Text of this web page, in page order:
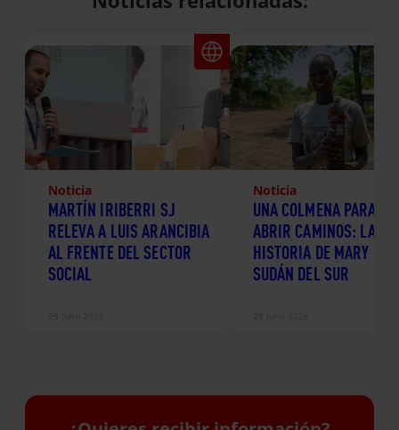
Noticia
MARTÍN IRIBERRI SJ
RELEVA A LUIS ARANCIBIA
AL FRENTE DEL SECTOR
SOCIAL
Noticia
UNA COLMENA PARA
ABRIR CAMINOS: LA
HISTORIA DE MARY EN
SUDÁN DEL SUR